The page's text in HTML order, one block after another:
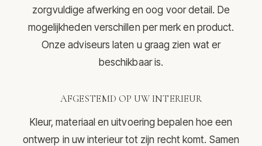
zorgvuldige afwerking en oog voor detail. De
mogelijkheden verschillen per merk en product.
Onze adviseurs laten u graag zien wat er
beschikbaar is.
AFGESTEMD OP UW INTERIEUR
Kleur, materiaal en uitvoering bepalen hoe een
ontwerp in uw interieur tot zijn recht komt. Samen